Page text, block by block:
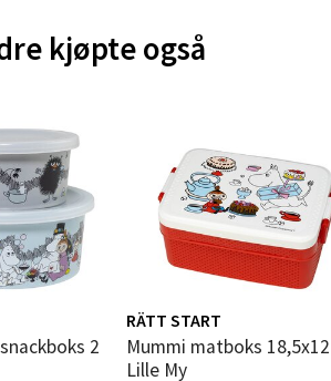
kjøpte også
RÄTT START
Mummi matboks 18,5x12 cm
Lille My